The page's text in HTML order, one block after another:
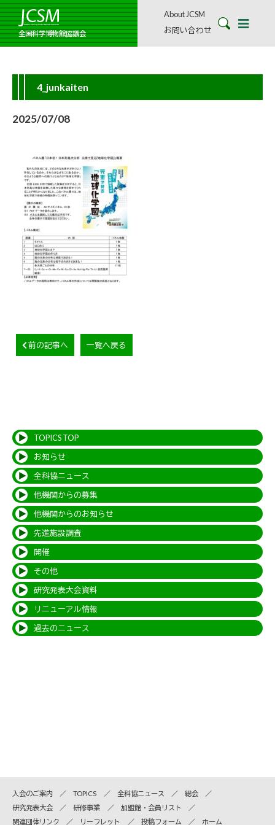
全国科学博物館協議会
About JCSM
お問い合わせ
4_junkaiten
2025/07/08
前の記事へ 一覧へ戻る
TOPICS TOP
お知らせ
全科協ニュース
他機関からの募集
他機関からのお知らせ
先進施設調査
開催
その他
研究発表大会資料
リニューアル情報
過去のニュース
入会のご案内 TOPICS 全科協ニュース
総会
研究発表大会
研修事業
加盟館・会員リスト
関連団体リンク
リーフレット 投稿フォーム ホーム